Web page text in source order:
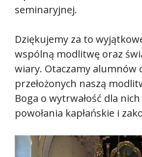
seminaryjnej.
Dziękujemy za to
wspólną modlitwę oraz
wiary. Otaczamy alumnów
przełożonych naszą
Boga o wytrwałość dla
powołania kapłańskie i